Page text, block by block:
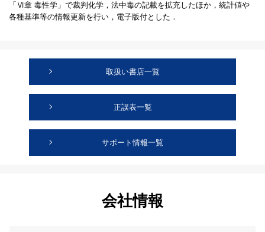
「Ⅵ章 毒性学」で裁判化学，法中毒の記載を拡充したほか，統計値や
各種基準等の情報更新を行い，電子版付とした．
取扱い書店一覧
正誤表一覧
サポート情報一覧
会社情報